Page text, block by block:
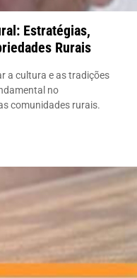
Estratégias,
Rurais
a cultura e as tradições
no
comunidades rurais.